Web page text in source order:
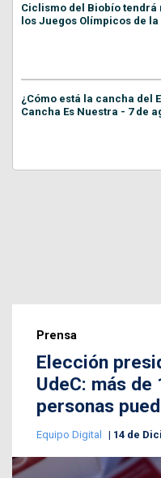
Ciclismo del Biobío
los Juegos Olímpicos de
¿Cómo está la cancha del
Cancha Es Nuestra - 7 de
Prensa
Elección
UdeC: más
personas
Equipo Digital 14 de